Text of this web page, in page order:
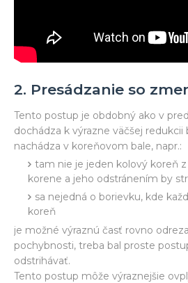
2. Presádzanie so
Tento postup je obdobný ako v
dochádza k výrazne väčšej redukcii
nachádza v koreňovom bale, napr.:
tam nie je jeden kolový koreň
korene a jeho odstránením by
sa nejedná o borievku, kde
koreň
je možné výraznú časť rovno
pochybnosti, treba bal proste
odstrihávať.
Tento postup môže výraznejšie